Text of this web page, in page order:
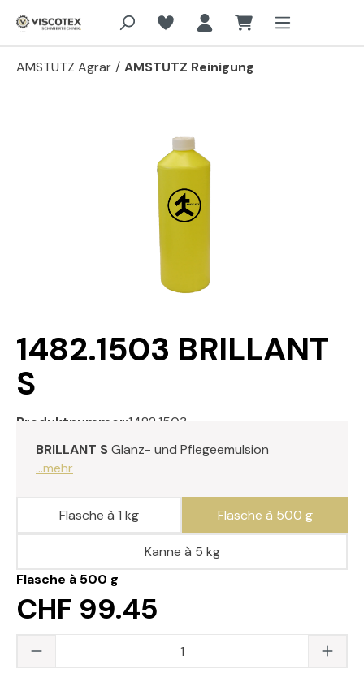
Zum Hauptinhalt springen
AMSTUTZ Agrar / AMSTUTZ Reinigung
1482.1503 BRILLANT
S
Produktnummer:1482.1503
BRILLANT SGlanz- und Pflegeemulsion
...mehr
Flasche à 500 g
CHF 99.45
Flasche à 1 kg Flasche à 500 g
Kanne à 5 kg
Produkt Anzahl: Gib den gewünschten